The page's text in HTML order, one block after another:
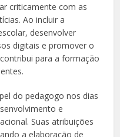
criticamente com as
Ao incluir a
desenvolver
digitais e promover o
para a formação
do pedagogo nos dias
e
Suas atribuições
a elaboração de